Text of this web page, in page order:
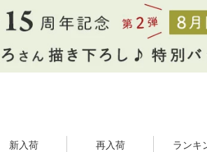
新入荷 再入荷 ランキ